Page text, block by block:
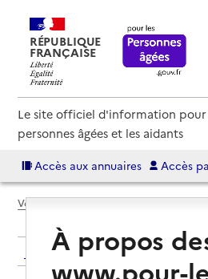
RÉPUBLIQUE
FRANÇAISE
Le site officiel d'information pour
personnes âgées et les aidants
Accès aux annuaires Accès
Voir le fil d’Ariane
Retour aux résultats de
À propos
www.pour-